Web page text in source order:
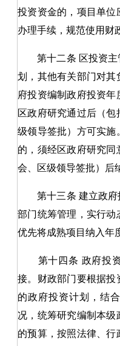
投资资金的，项目单位
办理手续，规范使用财
第十二条 区投资
划，其他有关部门对其
府投资编制政府投资
区政府研究通过后（
级领导签批）方可实施
的，须经区政府研究
会、区级领导签批）后
第十三条 建立政府
部门统筹管理，实行动
优先将成熟项目纳入年
第十四条 政府投
接。财政部门要根据投
的政府投资计划，结
况，统筹研究编制本级
的预算，按照法律、行